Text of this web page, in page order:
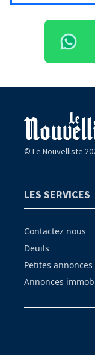
© Le Nouvelliste
LES SERVICES
Contactez nous
Deuils
Petites annonces
Annonces